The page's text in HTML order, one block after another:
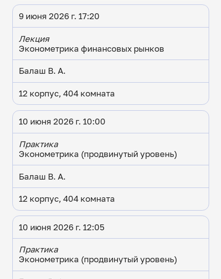
9 июня 2026 г. 17:20
Лекция
Эконометрика финансовых рынков
Балаш В. А.
12 корпус, 404 комната
10 июня 2026 г. 10:00
Практика
Эконометрика (продвинутый уровень)
Балаш В. А.
12 корпус, 404 комната
10 июня 2026 г. 12:05
Практика
Эконометрика (продвинутый уровень)